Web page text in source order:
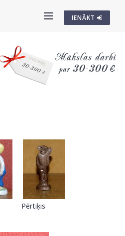
IENĀKT
Pērtiķis